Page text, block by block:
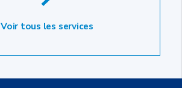
Voir tous les services